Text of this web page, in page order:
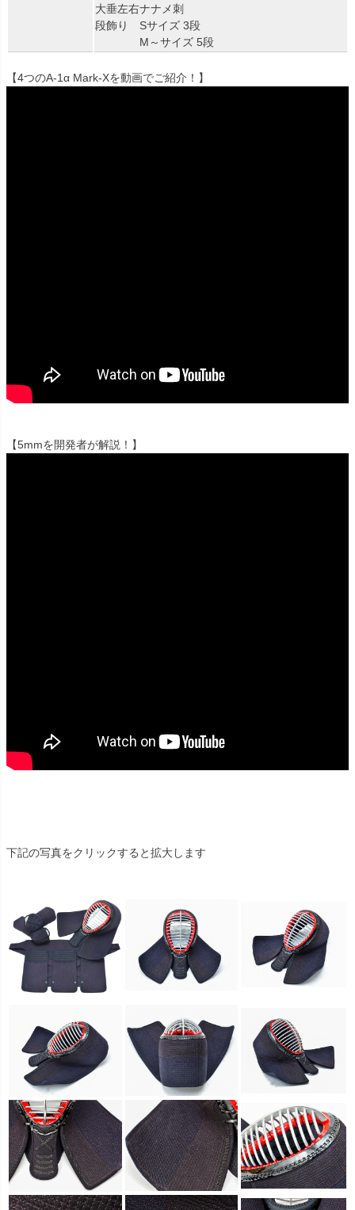
大垂左右ナナメ刺
段飾り Sサイズ 3段
M～サイズ 5段
【4つのA-1α Mark-Xを動画でご紹介！】
【5mmを開発者が解説！】
下記の写真をクリックすると拡大します